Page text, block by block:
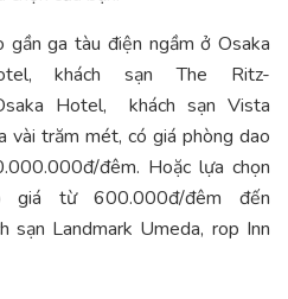
gần ga tàu điện ngầm ở Osaka
khách sạn The Ritz-
Hotel, khách sạn Vista
vài trăm mét, có giá phòng dao
đêm. Hoặc lựa chọn
giá từ 600.000đ/đêm đến
sạn Landmark Umeda, rop Inn